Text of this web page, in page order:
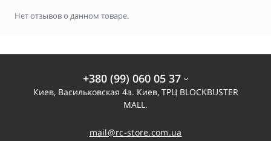
Нет отзывов о данном товаре.
+380 (99) 060 05 37
Киев, Васильковская 4а. Киев, ТРЦ BLOCKBUSTER
MALL.
mail@rc-store.com.ua